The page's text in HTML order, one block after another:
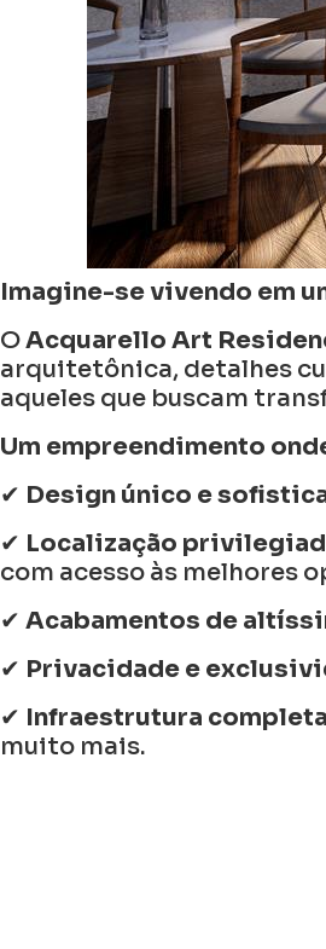
Imagine-se vivendo em
OAcquarello Art
arquitetônica, detalhes
aqueles que buscam
Um empreendimento
✔ Design único e
✔ Localização
com acesso às melhores
✔ Acabamentos de
✔ Privacidade e
✔ Infraestrutura
muito mais.